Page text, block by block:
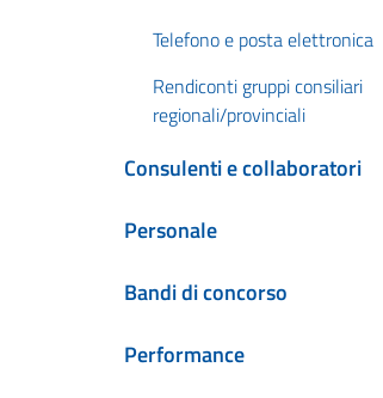
Telefono e posta elettronica
Rendiconti gruppi consiliari
regionali/provinciali
Consulenti e collaboratori
Personale
Bandi di concorso
Performance